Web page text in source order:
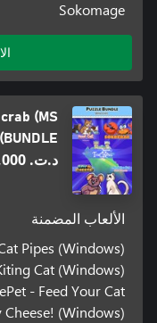
Sokomage
(MS
BUNDLE)
د.ت.‏ 49,000
الألعاب المضمنة
Pipes (Windows)
Cat (Windows)
- Feed Your Cat
Cheese! (Windows)